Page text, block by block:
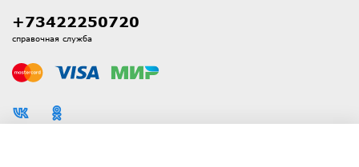
+73422250720
справочная служба